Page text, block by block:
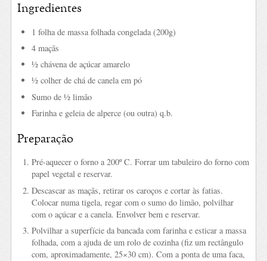
Ingredientes
1 folha de massa folhada congelada (200g)
4 maçãs
½ chávena de açúcar amarelo
½ colher de chá de canela em pó
Sumo de ½ limão
Farinha e geleia de alperce (ou outra) q.b.
Preparação
Pré-aquecer o forno a 200º C. Forrar um tabuleiro do forno com
papel vegetal e reservar.
Descascar as maçãs, retirar os caroços e cortar às fatias.
Colocar numa tigela, regar com o sumo do limão, polvilhar
com o açúcar e a canela. Envolver bem e reservar.
Polvilhar a superfície da bancada com farinha e esticar a massa
folhada, com a ajuda de um rolo de cozinha (fiz um rectângulo
com, aproximadamente, 25×30 cm). Com a ponta de uma faca,